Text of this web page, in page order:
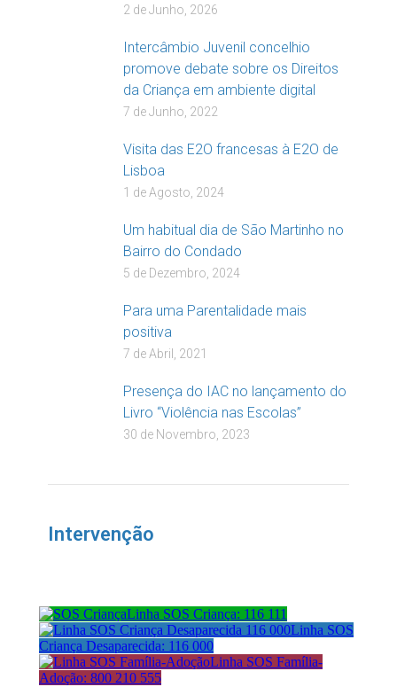
2 de Junho, 2026
Intercâmbio Juvenil concelhio
promove debate sobre os Direitos
da Criança em ambiente digital
7 de Junho, 2022
Visita das E2O francesas à E2O de
Lisboa
1 de Agosto, 2024
Um habitual dia de São Martinho no
Bairro do Condado
5 de Dezembro, 2024
Para uma Parentalidade mais
positiva
7 de Abril, 2021
Presença do IAC no lançamento do
Livro “Violência nas Escolas”
30 de Novembro, 2023
Intervenção
Linha SOS Criança: 116 111
Linha SOS
Criança Desaparecida: 116 000
Linha SOS Família-
Adoção: 800 210 555